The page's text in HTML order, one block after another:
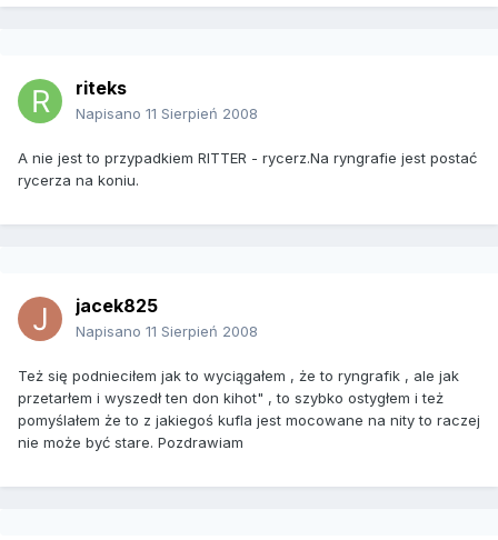
riteks
Napisano 11 Sierpień 2008
A nie jest to przypadkiem RITTER - rycerz.Na ryngrafie jest postać
rycerza na koniu.
jacek825
Napisano 11 Sierpień 2008
Też się podnieciłem jak to wyciągałem , że to ryngrafik , ale jak
przetarłem i wyszedł ten don kihot" , to szybko ostygłem i też
pomyślałem że to z jakiegoś kufla jest mocowane na nity to raczej
nie może być stare. Pozdrawiam